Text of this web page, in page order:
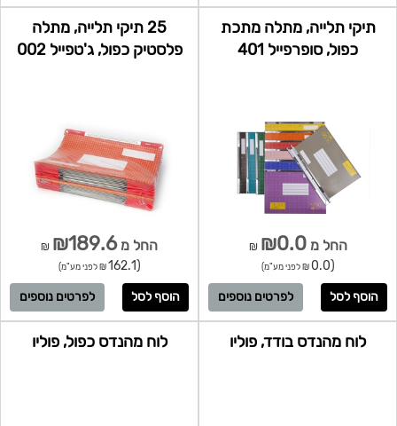
תיקי תלייה, מתלה מתכת
כפול, סופרפייל 401
החל מ₪0.0
₪
(0.0 ₪ לפני מע"מ)
לפרטים נוספים
25 תיקי תלייה, מתלה
פלסטיק כפול, ג'טפייל 002
החל מ₪189.6
₪
(162.1 ₪ לפני מע"מ)
לפרטים נוספים
לוח מהנדס בודד, פוליו לוח מהנדס כפול, פוליו